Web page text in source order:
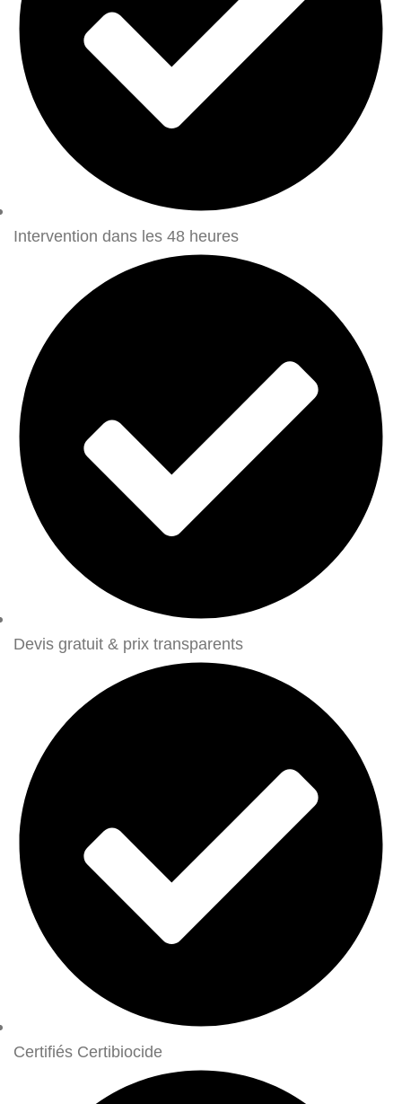
Intervention dans les 48 heures
Devis gratuit & prix transparents
Certifiés Certibiocide